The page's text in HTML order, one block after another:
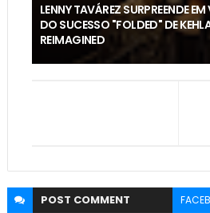
LENNY TAVÁREZ SURPREENDE
DO SUCESSO "FOLDED" DE
REIMAGINED
POST COMMENT